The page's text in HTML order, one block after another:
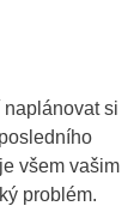
si
všem vašim
problém.